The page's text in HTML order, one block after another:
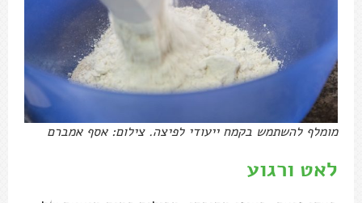
מומלף להשתמש בקמח ייעודי לפיצה. צילום: אסף אמברם
לאט ורגוע